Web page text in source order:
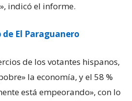
indicó el informe.
El Paraguanero
de los votantes hispanos,
la economía, y el 58 %
está empeorando», con lo